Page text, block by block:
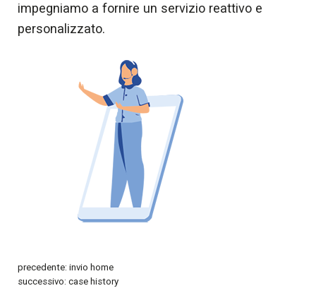
impegniamo a fornire un servizio reattivo e
personalizzato.
precedente: invio home
successivo: case history